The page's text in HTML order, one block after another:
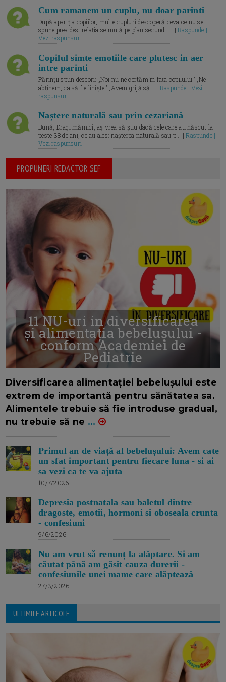
Cum ramanem un cuplu, nu doar parinti
După apariția copiilor, multe cupluri descoperă ceva ce nu se
spune prea des: relația se mută pe plan secund. ... |Raspunde |
Vezi raspunsuri
Copilul simte emotiile care plutesc in aer
intre parinti
Părinții spun deseori: „Noi nu ne certăm în fața copilului.” „Ne
abținem, ca să fie liniște.” „Avem grijă să... | Raspunde | Vezi
raspunsuri
Naștere naturală sau prin cezariană
Bună, Dragi mămici, aș vrea să știu dacă cele care au născut la
peste 38 de ani, ce ați ales: nașterea naturală sau p... |Raspunde |
Vezi raspunsuri
PROPUNERI REDACTOR SEF
11 NU-uri in diversificarea
și alimentația bebelușului -
conform Academiei de
Pediatrie
Diversificarea alimentației bebelușului este
extrem de importantă pentru sănătatea sa.
Alimentele trebuie să fie introduse gradual,
nu trebuie să ne ...
Primul an de viață al bebelușului: Avem cate
un sfat important pentru fiecare luna - si ai
sa vezi ca te va ajuta
10/7/2026
Depresia postnatala sau baletul dintre
dragoste, emotii, hormoni si oboseala crunta
- confesiuni
9/6/2026
Nu am vrut să renunț la alăptare. Si am
căutat până am găsit cauza durerii -
confesiunile unei mame care alăptează
27/3/2026
ULTIMILE ARTICOLE